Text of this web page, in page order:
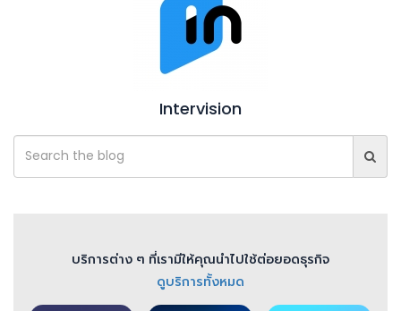
Intervision
บริการต่าง ๆ ที่เรามีให้คุณนำไปใช้ต่อยอดธุรกิจ
ดูบริการทั้งหมด